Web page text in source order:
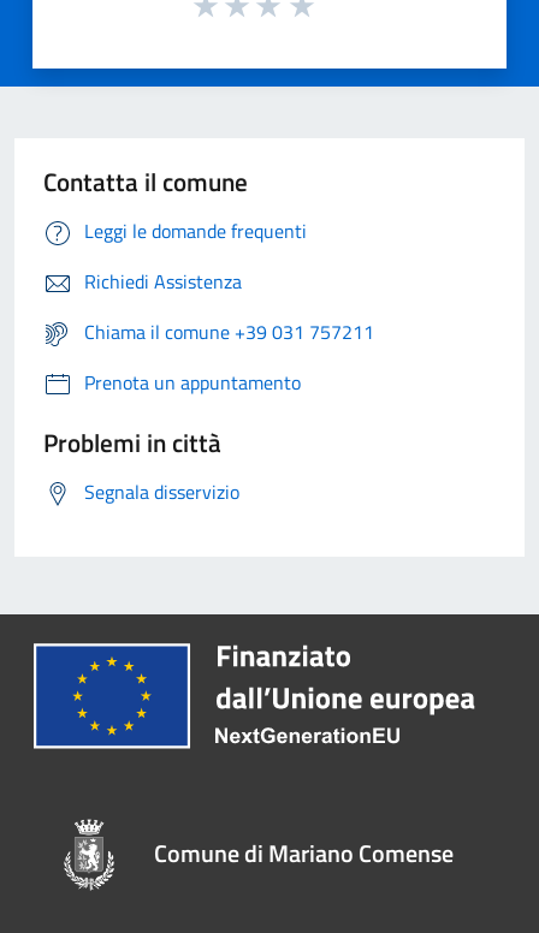
Contatta il comune
Leggi le domande frequenti
Richiedi Assistenza
Chiama il comune +39 031 757211
Prenota un appuntamento
Problemi in città
Segnala disservizio
Comune di Mariano Comense